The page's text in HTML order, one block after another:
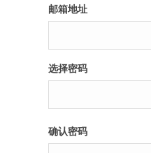
纪录片2 青年人不同活法
邮箱地址
选择密码
确认密码